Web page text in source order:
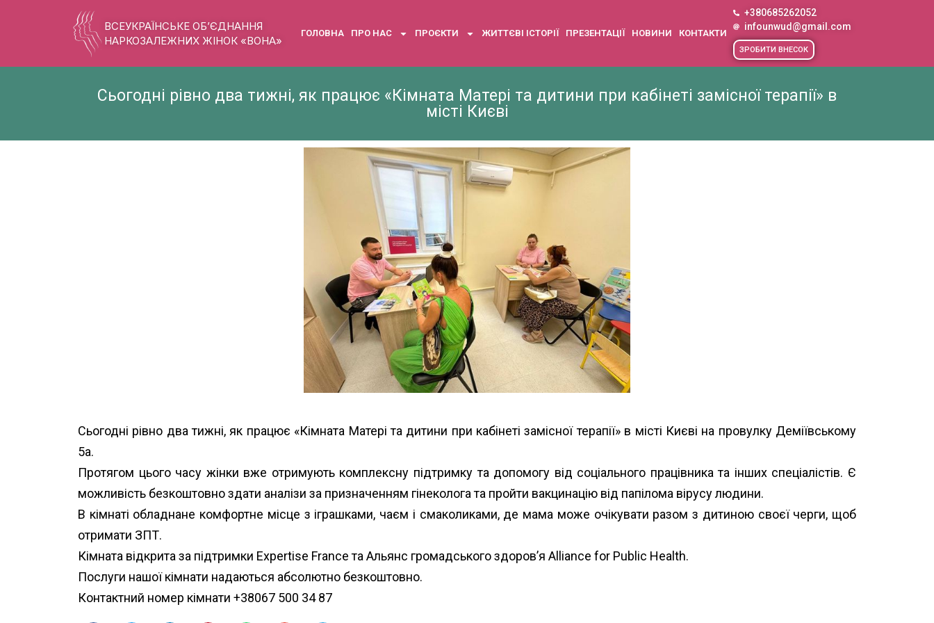
ВСЕУКРАЇНСЬКЕ ОБ’ЄДНАННЯ
НАРКОЗАЛЕЖНИХ ЖІНОК «ВОНА»
ГОЛОВНА ПРО НАС ПРОЄКТИ ЖИТТЄВІ ІСТОРІЇ ПРЕЗЕНТАЦІЇ НОВИНИ КОНТАКТИ
+380685262052
infounwud@gmail.com
ЗРОБИТИ ВНЕСОК
Сьогодні рівно два тижні, як працює «Кімната Матері та дитини при кабінеті замісної терапії» в
місті Києві
Сьогодні рівно два тижні, як працює «Кімната Матері та дитини при кабінеті замісної терапії» в місті Києві на провулку Деміївському
5а.
Протягом цього часу жінки вже отримують комплексну підтримку та допомогу від соціального працівника та інших спеціалістів. Є
можливість безкоштовно здати аналізи за призначенням гінеколога та пройти вакцинацію від папілома вірусу людини.
В кімнаті обладнане комфортне місце з іграшками, чаєм і смаколиками, де мама може очікувати разом з дитиною своєї черги, щоб
отримати ЗПТ.
Кімната відкрита за підтримки Expertise Franceта Альянс громадського здоров’я Alliance for Public Health.
Послуги нашої кімнати надаються абсолютно безкоштовно.
Контактний номер кімнати +38067 500 34 87